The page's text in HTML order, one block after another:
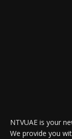
NTVUAE is your
We provide you